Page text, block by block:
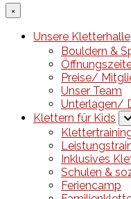
×
Unsere Kletterhalle
Bouldern &
Preise/
Unser Team
Unterlagen/
Klettern für Kids
Inklusives
Schulen &
Feriencamp